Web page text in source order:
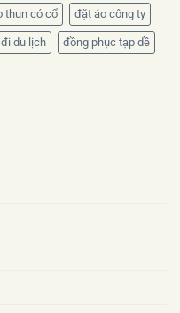
thun có cổ đặt áo công ty
du lịch đồng phục tạp dề